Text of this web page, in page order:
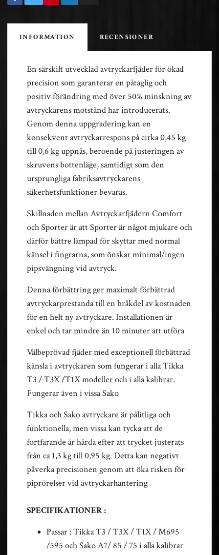
INFORMATION RECENSIONER
En särskilt utvecklad avtryckarfjäder för ökad
precision som garanterar en påtaglig och
positiv förändring med över 50% minskning av
avtryckarens motstånd har introducerats.
Genom denna uppgradering kan en
konsekvent avtryckarrespons på cirka 0,45 kg
till 0,6 kg uppnås, beroende på justeringen av
skruvens bottenläge, samtidigt som den
ursprungliga fabriksavtryckarens
säkerhetsfunktioner bevaras.
Skillnaden mellan Avtryckarfjädern Comfort
och Sporter är att Sporter är något mjukare och
därför bättre lämpad för skyttar med normal
känsel i fingrarna, som önskar minimal/ingen
pipsvängning vid avtryck.
Denna förbättring ger maximalt förbättrad
avtryckarprestanda till en bråkdel av kostnaden
för en helt ny avtryckare. Installationen är
enkel och tar mindre än 10 minuter att utföra
Välbeprövad fjäder med exceptionell förbättrad
känsla i avtryckaren som fungerar i alla Tikka
T3 / T3X /T1X modeller och i alla kalibrar.
Fungerar även i vissa Sako
Tikka och Sako avtryckare är pålitliga och
funktionella, men vissa kan tycka att de
fortfarande är hårda efter att trycket justerats
från ca 1,3 kg till 0,95 kg. Detta kan negativt
påverka precisionen genom att öka risken för
piprörelser vid avtryckarhantering
SPECIFIKATIONER :
Passar : Tikka T3 / T3X / T1X / M695
/595 och Sako A7/ 85 / 75 i alla kalibrar